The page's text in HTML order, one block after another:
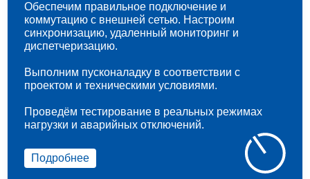
Обеспечим правильное подключение и
коммутацию с внешней сетью. Настроим
синхронизацию, удаленный мониторинг и
диспетчеризацию.
Выполним пусконаладку в соответствии с
проектом и техническими условиями.
Проведём тестирование в реальных режимах
нагрузки и аварийных отключений.
Подробнее